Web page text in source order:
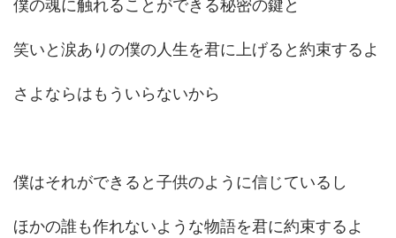
僕の魂に触れることができる秘密の鍵と
笑いと涙ありの僕の人生を君に上げると約束するよ
さよならはもういらないから
僕はそれができると子供のように信じているし
ほかの誰も作れないような物語を君に約束するよ